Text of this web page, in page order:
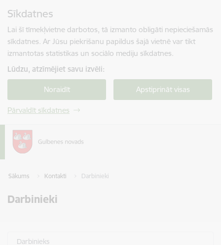
Sīkdatnes
Lai šī tīmekļvietne darbotos, tā izmanto obligāti nepieciešamās
sīkdatnes. Ar Jūsu piekrišanu papildus šajā vietnē var tikt
izmantotas statistikas un sociālo mediju sīkdatnes.
Lūdzu, atzīmējiet savu izvēli:
Noraidīt Apstiprināt visas
Pārvaldīt sīkdatnes
Sākums Kontakti Darbinieki
Darbinieki
Darbinieks